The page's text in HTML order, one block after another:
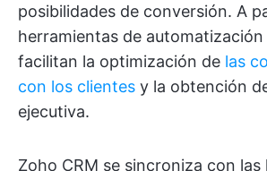
posibilidades de conversión. A
herramientas de automatización
facilitan la optimización de las
con los clientes y la obtención
ejecutiva.
Zoho CRM se sincroniza con